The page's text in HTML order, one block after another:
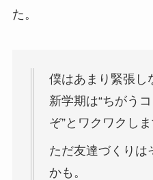
た。
僕はあまり緊張し
新学期は“ちがう
ぞ”とワクワクしま
ただ友達づくりは
かも。